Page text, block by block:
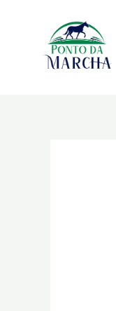
conteúdo